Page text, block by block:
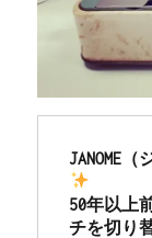
JANOME
50年以上
チを切り